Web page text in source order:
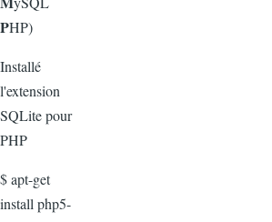
PHP)
Installé
l'extension
SQLite pour
PHP
$ apt-get
install php5-